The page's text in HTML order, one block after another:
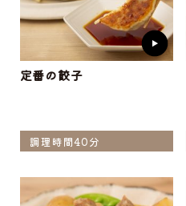
定番の餃子
調理時間40分